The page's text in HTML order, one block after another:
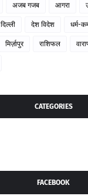
अजब गजब आगरा
दिल्ली देश विदेश धर्म-
मिर्ज़ापुर राशिफल
CATEGORIES
FACEBOOK